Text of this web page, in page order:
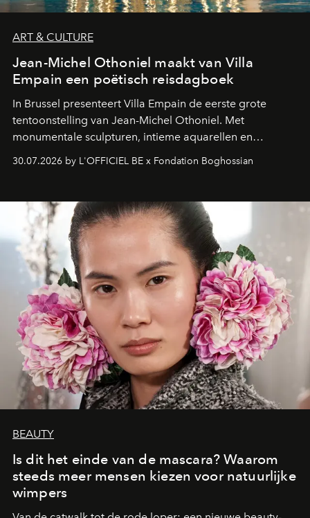
ART & CULTURE
Jean-Michel Othoniel maakt van Villa
Empain een poëtisch reisdagboek
In Brussel presenteert Villa Empain de eerste grote
tentoonstelling van Jean-Michel Othoniel. Met
monumentale sculpturen, intieme aquarellen en
een emotionele reis waarin elk werk de herinnering
moment van verwondering.
30.07.2026 by L'OFFICIEL BE x Fondation Boghossian
BEAUTY
Is dit het einde van de mascara? Waarom
steeds meer mensen kiezen voor natuurlijke
wimpers